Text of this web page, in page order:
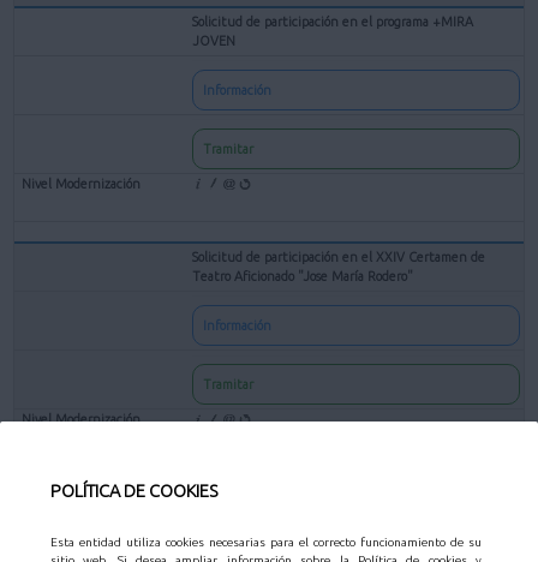
POLÍTICA DE COOKIES
Esta entidad utiliza cookies necesarias para el correcto funcionamiento de su
Solicitud de participación en el programa +MIRA
JOVEN
Información
Tramitar
Solicitud de participación en el XXIV Certamen de
Teatro Aficionado "Jose María Rodero"
Información
Tramitar
Solicitud de subvenciones para entidades culturales sin